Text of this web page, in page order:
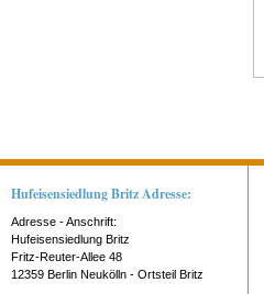
Hufeisensiedlung Britz Adresse:
Adresse - Anschrift:
Hufeisensiedlung Britz
Fritz-Reuter-Allee 48
12359 Berlin Neukölln - Ortsteil Britz